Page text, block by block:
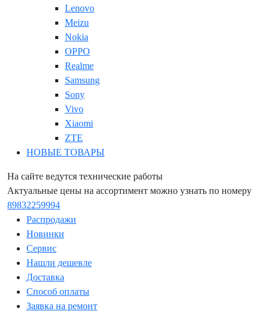
Lenovo
Meizu
Nokia
OPPO
Realme
Samsung
Sony
Vivo
Xiaomi
ZTE
НОВЫЕ ТОВАРЫ
На сайте ведутся технические работы
Актуальные цены на ассортимент можно узнать по номеру
89832259994
Распродажи
Новинки
Сервис
Нашли дешевле
Доставка
Способ оплаты
Заявка на ремонт